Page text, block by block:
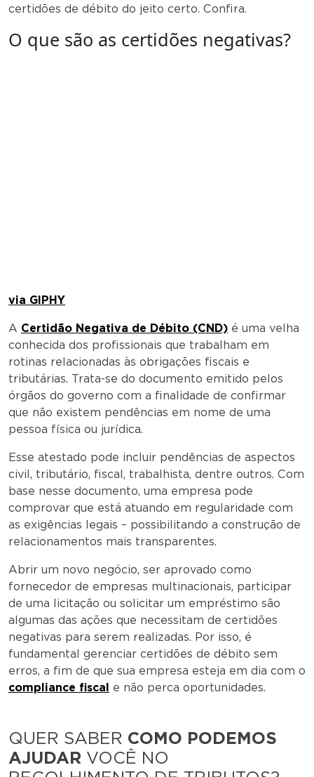
certidões de débito do jeito certo. Confira.
O que são as certidões negativas?
via GIPHY
A Certidão Negativa de Débito (CND) é uma velha
conhecida dos profissionais que trabalham em
rotinas relacionadas às obrigações fiscais e
tributárias. Trata-se do documento emitido pelos
órgãos do governo com a finalidade de confirmar
que não existem pendências em nome de uma
pessoa física ou jurídica.
Esse atestado pode incluir pendências de aspectos
civil, tributário, fiscal, trabalhista, dentre outros. Com
base nesse documento, uma empresa pode
comprovar que está atuando em regularidade com
as exigências legais – possibilitando a construção de
relacionamentos mais transparentes.
Abrir um novo negócio, ser aprovado como
fornecedor de empresas multinacionais, participar
de uma licitação ou solicitar um empréstimo são
algumas das ações que necessitam de certidões
negativas para serem realizadas. Por isso, é
fundamental gerenciar certidões de débito sem
erros, a fim de que sua empresa esteja em dia com o
compliance fiscal e não perca oportunidades.
QUER SABER COMO PODEMOS
AJUDAR VOCÊ NO